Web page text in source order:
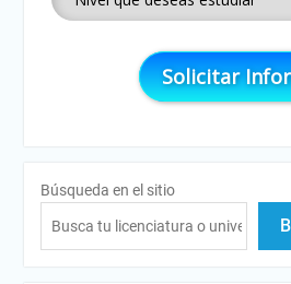
Búsqueda en el sitio